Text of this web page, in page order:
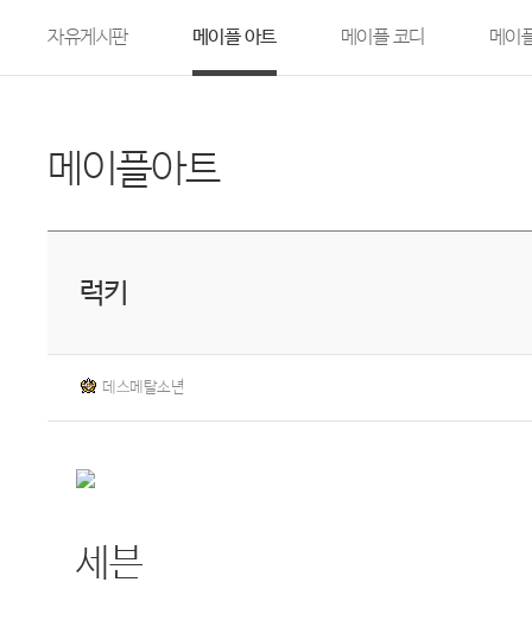
자유게시판 메이플 아트 메이플 코디 메이
메이플아트
럭키
데스메탈소년
세븐